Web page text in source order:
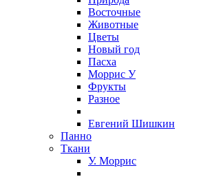
Восточные
Животные
Цветы
Новый год
Пасха
Моррис У
Фрукты
Разное
Евгений Шишкин
Панно
Ткани
У. Моррис